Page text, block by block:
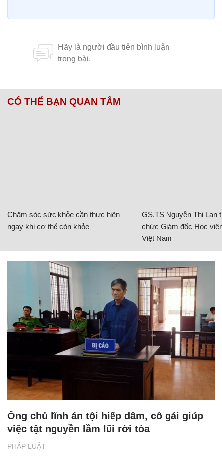
CÓ THỂ BẠN QUAN TÂM
Chăm sóc sức khỏe cần thực hiện
ngay khi cơ thể còn khỏe
GS.TS Nguyễn Thị Lan
chức Giám đốc Học
Việt Nam
PHÁP LUẬT
Ông chủ lĩnh án tội hiếp dâm, cô gái giúp
việc tật nguyền lầm lũi rời tòa